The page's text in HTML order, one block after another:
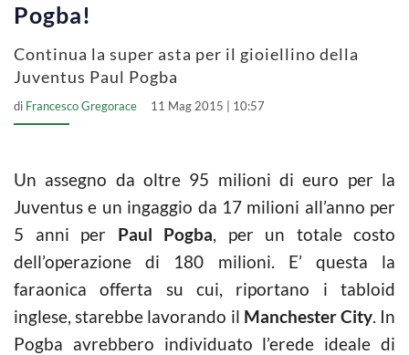
Pogba!
Continua la super asta per il gioiellino della
Juventus Paul Pogba
di Francesco Gregorace 11 Mag 2015 | 10:57
Un assegno da oltre 95 milioni di euro per la
Juventus e un ingaggio da 17 milioni all’anno per
5 anni per Paul Pogba, per un totale costo
dell’operazione di 180 milioni. E’ questa la
faraonica offerta su cui, riportano i tabloid
inglese, starebbe lavorando il Manchester City. In
Pogba avrebbero individuato l’erede ideale di